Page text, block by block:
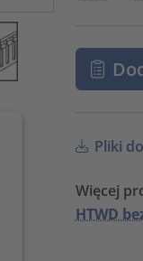
Pliki
Więcej
HTWD